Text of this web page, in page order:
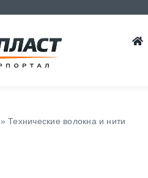
»Технические волокна и нити